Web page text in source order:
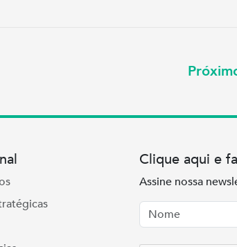
Clique aqui e
Assine nossa
Nome
Email